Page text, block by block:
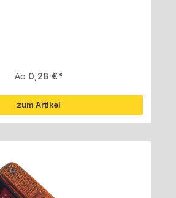
Regulärer Preis:
Ab 0,28 €
zum Artikel